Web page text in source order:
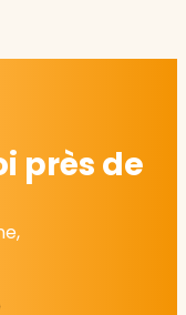
près de